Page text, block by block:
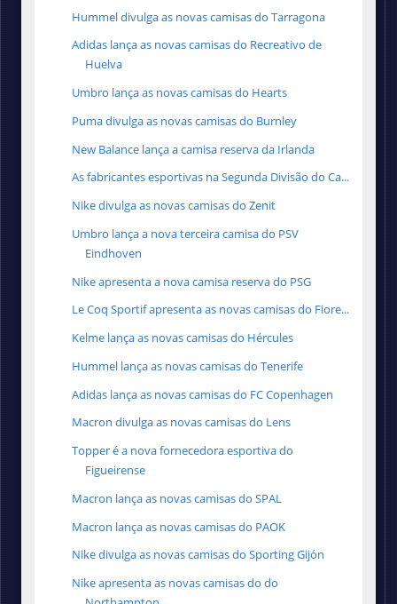
Hummel divulga as novas camisas do Tarragona
Adidas lança as novas camisas do Recreativo de
Huelva
Umbro lança as novas camisas do Hearts
Puma divulga as novas camisas do Burnley
New Balance lança a camisa reserva da Irlanda
As fabricantes esportivas na Segunda Divisão do Ca...
Nike divulga as novas camisas do Zenit
Umbro lança a nova terceira camisa do PSV
Eindhoven
Nike apresenta a nova camisa reserva do PSG
Le Coq Sportif apresenta as novas camisas do Fiore...
Kelme lança as novas camisas do Hércules
Hummel lança as novas camisas do Tenerife
Adidas lança as novas camisas do FC Copenhagen
Macron divulga as novas camisas do Lens
Topper é a nova fornecedora esportiva do
Figueirense
Macron lança as novas camisas do SPAL
Macron lança as novas camisas do PAOK
Nike divulga as novas camisas do Sporting Gijón
Nike apresenta as novas camisas do do